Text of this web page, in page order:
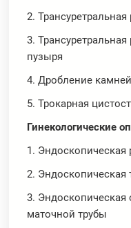
2.
3.
пузыря
4. Дробление
5. Трокарная
Гинекологические
1. Эндоскопическая
2. Эндоскопическая
3. Эндоскопическая
маточной трубы